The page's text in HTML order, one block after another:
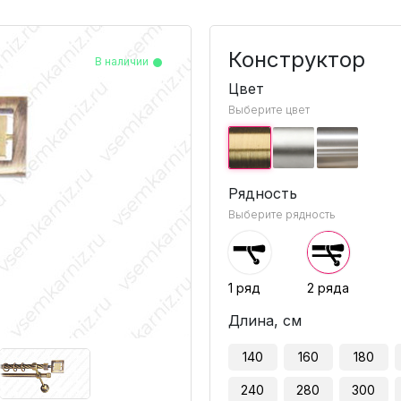
В наличии
В наличии
В наличии
В наличии Конструктор
Цвет
Выберите цвет
Рядность
Выберите рядность
1 ряд 2 ряда
Длина, см
140 160 180
240 280 300